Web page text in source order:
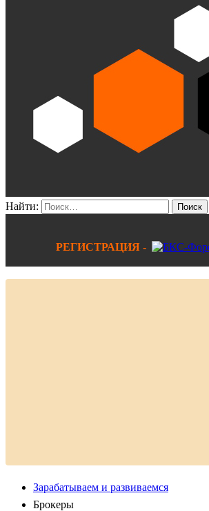
Найти:
РЕГИСТРАЦИЯ -
Зарабатываем и развиваемся
Брокеры